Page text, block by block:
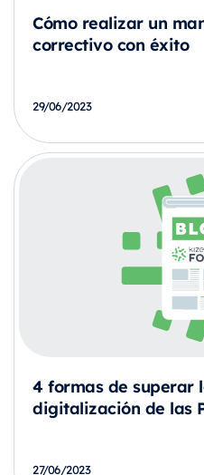
Cómo realizar un
correctivo con éxito
29/06/2023
4 formas de superar
digitalización de las
27/06/2023